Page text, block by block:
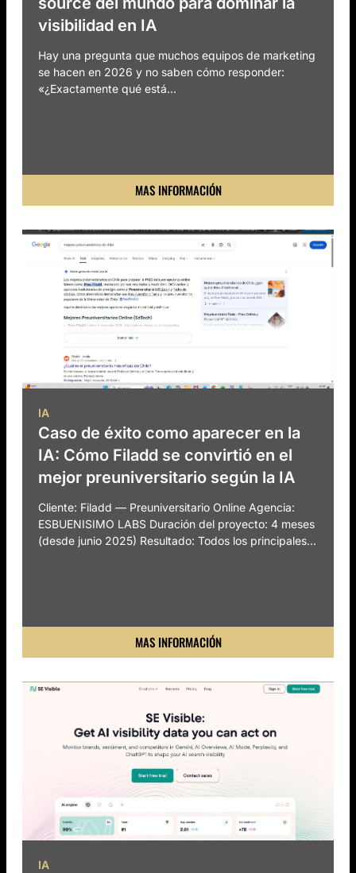
visibilidad en IA
Hay una pregunta que muchos equipos de marketing
se hacen en 2026 y no saben cómo responder:
«¿Exactamente qué está...
MAS INFORMACIÓN
IA
Caso de éxito como aparecer en la
IA: Cómo Filadd se convirtió en el
mejor preuniversitario según la IA
Cliente: Filadd — Preuniversitario Online Agencia:
ESBUENISIMO LABS Duración del proyecto: 4 meses
(desde junio 2025) Resultado: Todos los principales...
MAS INFORMACIÓN
IA